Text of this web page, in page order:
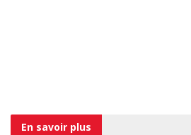
En savoir plus